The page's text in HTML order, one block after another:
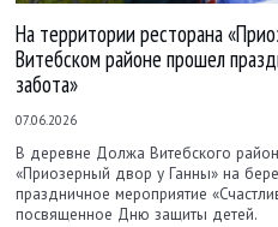
На территории ресторана
Витебском районе прошел
забота»
07.06.2026
В деревне Должа Витебского
«Приозерный двор у Ганны» на
праздничное мероприятие
посвященное Дню защиты детей.